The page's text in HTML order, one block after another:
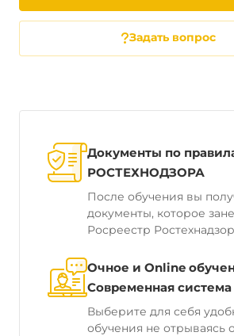
Задать вопрос
Документы по
РОСТЕХНОДЗОРА
После обучения вы
документы, которое
Росреестр
Очное и Online
Современная система
Выберите для себя
обучения не отрываясь